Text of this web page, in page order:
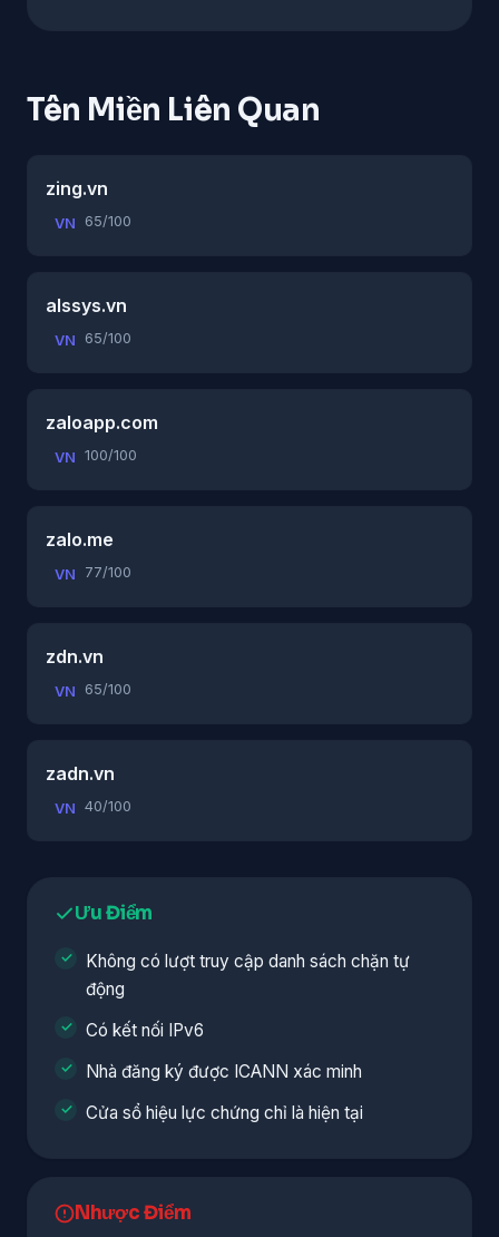
Tên Miền Liên Quan
zing.vn
VN 65/100
alssys.vn
VN 65/100
zaloapp.com
VN 100/100
zalo.me
VN 77/100
zdn.vn
VN 65/100
zadn.vn
VN 40/100
Ưu Điểm
Không có lượt truy cập danh sách chặn tự
động
Có kết nối IPv6
Nhà đăng ký được ICANN xác minh
Cửa sổ hiệu lực chứng chỉ là hiện tại
Nhược Điểm